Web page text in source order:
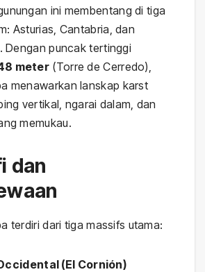
ini membentang di tiga
Asturias, Cantabria, dan
Dengan puncak tertinggi
meter (Torre de Cerredo),
menawarkan lanskap karst
vertikal, ngarai dalam, dan
memukau.
dan
terdiri dari tiga massifs utama:
(El Cornión)